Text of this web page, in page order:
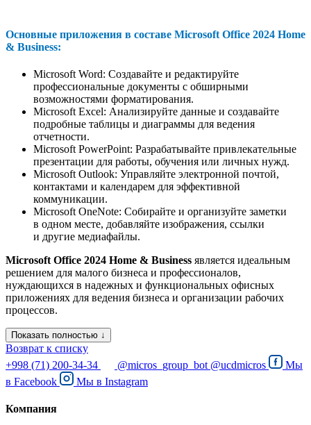
Основные приложения в составе Microsoft Office 2024 Home
& Business:
Microsoft Word: Создавайте и редактируйте
профессиональные документы с обширными
возможностями форматирования.
Microsoft Excel: Анализируйте данные и создавайте
подробные таблицы и диаграммы для ведения
отчетности.
Microsoft PowerPoint: Разрабатывайте привлекательные
презентации для работы, обучения или личных нужд.
Microsoft Outlook: Управляйте электронной почтой,
контактами и календарем для эффективной
коммуникации.
Microsoft OneNote: Собирайте и организуйте заметки
в одном месте, добавляйте изображения, ссылки
и другие медиафайлы.
Microsoft Office 2024 Home & Business является идеальным
решением для малого бизнеса и профессионалов,
нуждающихся в надежных и функциональных офисных
приложениях для ведения бизнеса и организации рабочих
процессов.
Показать полностью ↓
Возврат к списку
+998 (71) 200-34-34
@micros_group_bot @ucdmicros
Мы
в Facebook Мы в Instagram
Компания